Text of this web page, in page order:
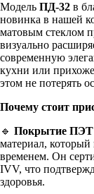
Модель ПД-32 в
новинка в нашей
матовым стеклом
визуально
современную
кухни или
этом не потерять
Почему стоит
🔹 Покрытие ПЭТ
материал, который
временем. Он
IVV, что
здоровья.